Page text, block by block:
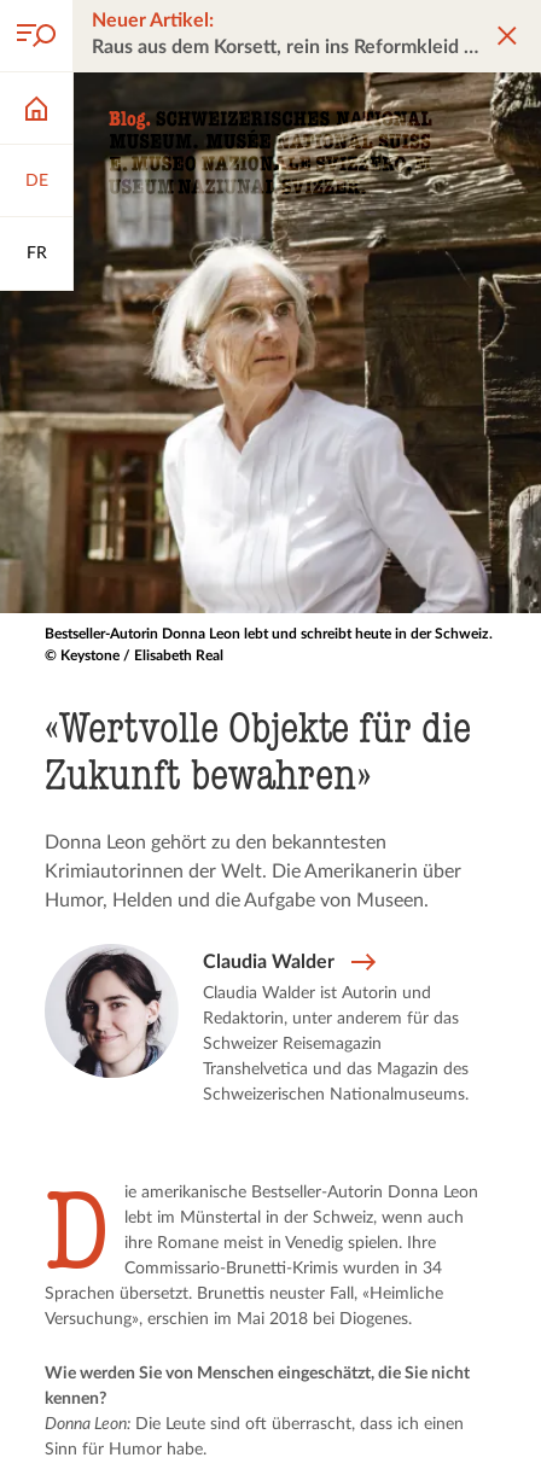
DE
FR
Neuer Artikel:
Raus aus dem Korsett, rein ins Reformkleid
Bestseller-Autorin Donna Leon lebt und schreibt heute in der Schweiz.
© Keystone / Elisabeth Real
«Wertvolle Objekte für die
Zukunft bewahren»
Donna Leon gehört zu den bekanntesten
Krimiautorinnen der Welt. Die Amerikanerin über
Humor, Helden und die Aufgabe von Museen.
Claudia Walder
Claudia Walder ist Autorin und
Redaktorin, unter anderem für das
Schweizer Reisemagazin
Transhelvetica und das Magazin des
Schweizerischen Nationalmuseums.
D
ie amerikanische Bestseller-Autorin Donna Leon
lebt im Münstertal in der Schweiz, wenn auch
ihre Romane meist in Venedig spielen. Ihre
Commissario-Brunetti-Krimis wurden in 34
Sprachen übersetzt. Brunettis neuster Fall, «Heimliche
Versuchung», erschien im Mai 2018 bei Diogenes.
Wie werden Sie von Menschen eingeschätzt, die Sie nicht
kennen?
Donna Leon: Die Leute sind oft überrascht, dass ich einen
Sinn für Humor habe.